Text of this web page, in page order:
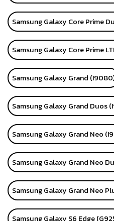
Samsung Galaxy Core Prime
Samsung Galaxy Core Prime
Samsung Galaxy Grand
Samsung Galaxy Grand Duos
Samsung Galaxy Grand Neo
Samsung Galaxy Grand Neo
Samsung Galaxy Grand Neo
Samsung Galaxy S6 Edge